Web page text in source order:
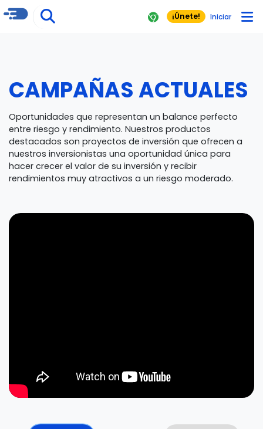
¡Únete! Iniciar
CAMPAÑAS ACTUALES
Oportunidades que representan un balance perfecto
entre riesgo y rendimiento. Nuestros productos
destacados son proyectos de inversión que ofrecen a
nuestros inversionistas una oportunidad única para
hacer crecer el valor de su inversión y recibir
rendimientos muy atractivos a un riesgo moderado.